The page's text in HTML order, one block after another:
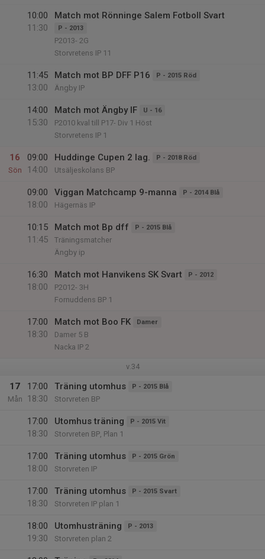
10:00
11:30
Match mot Rönninge Salem Fotboll Svart
P - 2013
P2013- 2G
Storvretens IP 11
11:45
13:00
Match mot BP DFF P16 P - 2015 Röd
Ängby IP
14:00
15:30
Match mot Ängby IF U - 16
P2010 kval till P17- Div 1 Höst
Storvretens IP 1
16
Sön
09:00
14:00
Huddinge Cupen 2 lag. P - 2018 Röd
Utsäljeskolans BP
09:00
18:00
Viggan Matchcamp 9-manna P - 2014 Blå
Hägernäs IP
10:15
11:45
Match mot Bp dff P - 2015 Blå
Träningsmatcher
Ängby ip
16:30
18:00
Match mot Hanvikens SK Svart P - 2012
P2012- 3H
Fornuddens BP 1
17:00
18:30
Match mot Boo FK Damer
Damer 5 B
Nacka IP 2
v.34
17
Mån
17:00
18:30
Träning utomhus P - 2015 Blå
Storvreten BP
17:00
18:30
Utomhus träning P - 2015 Vit
Storvreten BP, Plan 1
17:00
18:00
Träning utomhus P - 2015 Grön
Storvreten IP
17:00
18:30
Träning utomhus P - 2015 Svart
Storvreten IP plan 1
18:00
19:30
Utomhusträning P - 2013
Storvreten plan 2